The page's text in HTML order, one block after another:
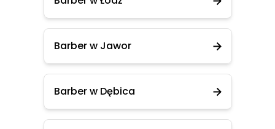
Barber w Jawor
Barber w Dębica